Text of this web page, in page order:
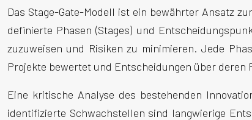
Das Stage-Gate-Modell ist ein bewährter Ansatz
definierte Phasen (Stages) und
zuzuweisen und Risiken zu minimieren. Jede
Projekte bewertet und Entscheidungen über
Eine kritische Analyse des bestehenden
identifizierte Schwachstellen sind langwierige